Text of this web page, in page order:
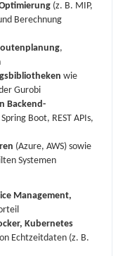
(z. B. MIP,
Berechnung
,
wie
Gurobi
Backend-
Boot, REST APIs,
(Azure, AWS) sowie
Systemen
Management,
Kubernetes
Echtzeitdaten (z. B.